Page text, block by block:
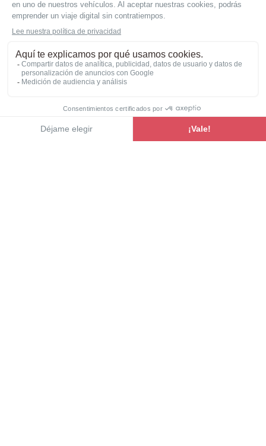
extensión de cama disponible de serie en todos los
modelos.